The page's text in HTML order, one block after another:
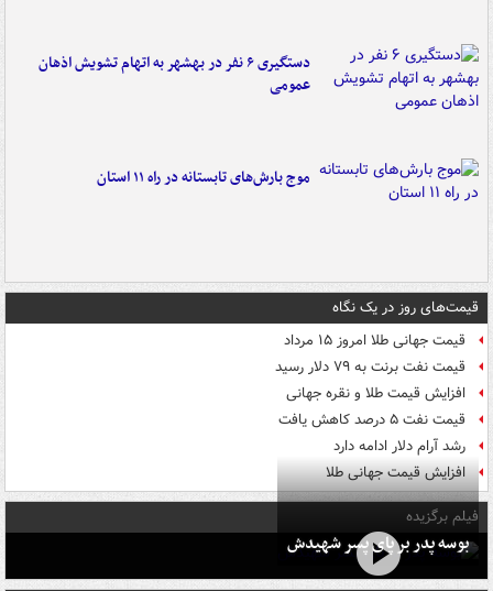
دستگیری ۶ نفر در بهشهر به اتهام تشویش اذهان
عمومی
موج بارش‌های تابستانه در راه ۱۱ استان
قیمت‌های روز در یک نگاه
قیمت جهانی طلا امروز ۱۵ مرداد
قیمت نفت برنت به ۷۹ دلار رسید
افزایش قیمت طلا و نقره جهانی
قیمت نفت ۵ درصد کاهش یافت
رشد آرام دلار ادامه دارد
افزایش قیمت جهانی طلا
فیلم برگزیده
بوسه‌ پدر بر پای پسر شهیدش